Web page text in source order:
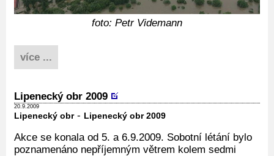
foto: Petr Videmann
více ...
Lipenecký obr 2009
20.9.2009
Lipenecký obr- Lipenecký obr 2009
Akce se konala od 5. a 6.9.2009. Sobotní létání bylo
poznamenáno nepříjemným větrem kolem sedmi